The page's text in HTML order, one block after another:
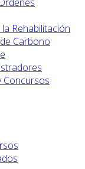
Rehabilitación
Carbono
Concursos